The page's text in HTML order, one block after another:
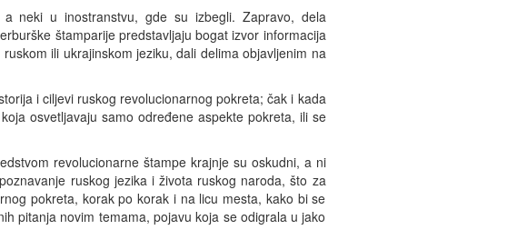
neki u inostranstvu, gde su izbegli. Zapravo, dela
štamparije predstavljaju bogat izvor informacija
ili ukrajinskom jeziku, dali delima objavljenim na
i ciljevi ruskog revolucionarnog pokreta; čak i kada
osvetljavaju samo određene aspekte pokreta, ili se
revolucionarne štampe krajnje su oskudni, a ni
ruskog jezika i života ruskog naroda, što za
pokreta, korak po korak i na licu mesta, kako bi se
pitanja novim temama, pojavu koja se odigrala u jako